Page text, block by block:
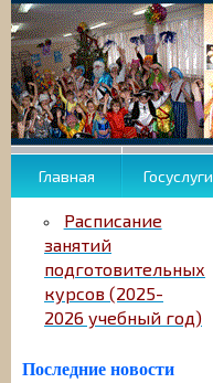
Главная Госуслуги
Расписание
занятий
подготовительных
курсов (2025-
2026 учебный год)
Последние новости